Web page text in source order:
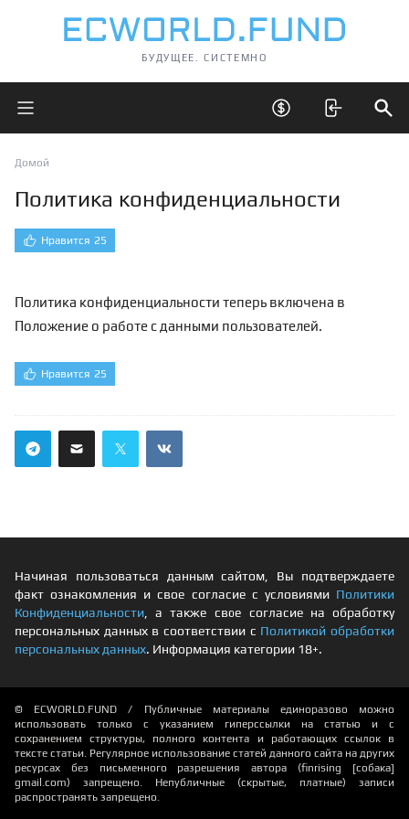
БУДУЩЕЕ. СИСТЕМНО
Открыть главное меню Открыть скрытые
Домой
Политика конфиденциальности
Нравится 25
Политика конфиденциальности теперь включена в
Положение о работе с данными пользователей.
Нравится 25
Начиная пользоваться данным сайтом, Вы подтверждаете
факт ознакомления и свое согласие с условиями Политики
Конфиденциальности , а также свое согласие на обработку
персональных данных в соответствии с Политикой обработки
персональных данных. Информация категории 18+.
© ECWORLD.FUND / Публичные материалы единоразово можно
использовать только с указанием гиперссылки на статью и с
сохранением структуры, полного контента и работающих ссылок в
тексте статьи. Регулярное использование статей данного сайта на других
ресурсах без письменного разрешения автора (finrising [собака]
gmail.com) запрещено. Непубличные (скрытые, платные) записи
распространять запрещено.